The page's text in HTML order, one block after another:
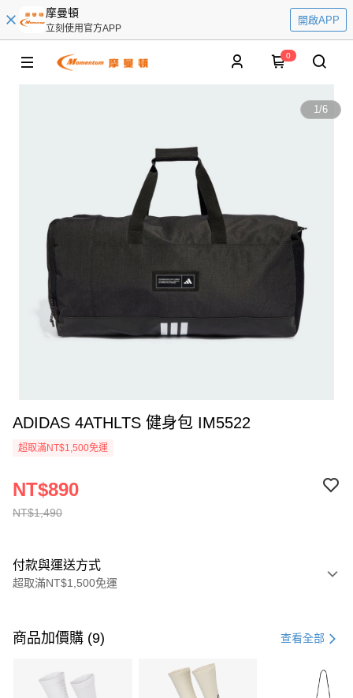
摩曼頓
立刻使用官方APP
開啟APP
0
1/6
ADIDAS 4ATHLTS 健身包 IM5522
超取滿NT$1,500免運
NT$1,490
NT$890
付款與運送方式
超取滿NT$1,500免運
信用卡一次付款
3 期 0 利率 每期 21家銀行
商品加價購 (9) 查看全部